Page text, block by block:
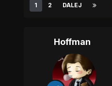
1 2 DALEJ
Hoffman